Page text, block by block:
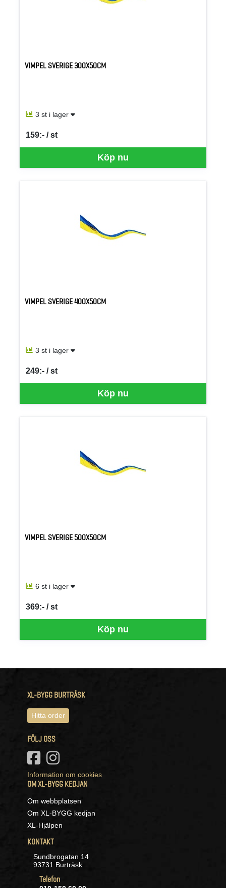
VIMPEL SVERIGE 300X50CM
3 st i lager
Köp nu
159:- / st
SEK per ST
VIMPEL SVERIGE 400X50CM
3 st i lager
Köp nu
249:- / st
SEK per ST
VIMPEL SVERIGE 500X50CM
6 st i lager
Köp nu
369:- / st
SEK per ST
XL-BYGG BURTRÄSK
Hitta order
FÖLJ OSS
Information om cookies
OM XL-BYGG KEDJAN
Om webbplatsen
Om XL-BYGG kedjan
XL-Hjälpen
KONTAKT
Sundbrogatan 14
93731 Burträsk
Telefon